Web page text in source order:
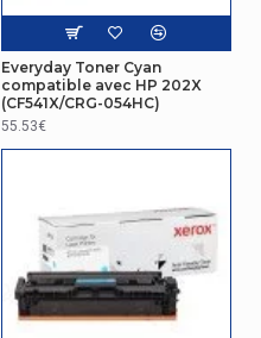
Everyday Toner Cyan
compatible avec HP 202X
(CF541X/CRG-054HC)
55.53€